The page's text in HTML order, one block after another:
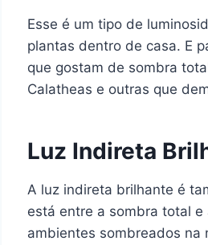
Esse é um tipo de
plantas dentro de casa. E
que gostam de sombra
Calatheas e outras que
Luz Indireta
A luz indireta brilhante é
está entre a sombra total
ambientes sombreados na